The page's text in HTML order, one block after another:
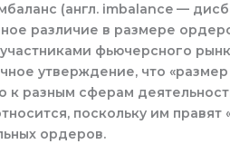
(англ. imbalance —
различие в размере
фьючерсного
утверждение, что
к разным сферам
поскольку им правят
ордеров.